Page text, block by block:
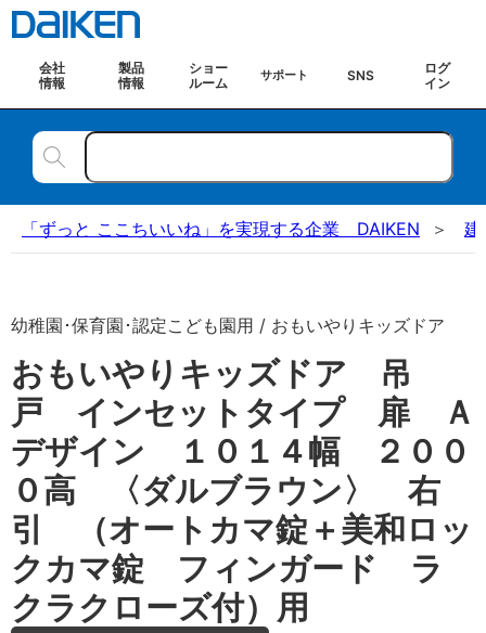
会社
情報
製品
情報
ショー
ルーム
サポート SNS
ログ
イン
「ずっと ここちいいね」を実現する企業 DAIKEN 建
幼稚園･保育園･認定こども園用 / おもいやりキッズドア
おもいやりキッズドア 吊
戸 インセットタイプ 扉 Ａ
デザイン １０１４幅 ２００
０高 〈ダルブラウン〉 右
引 （オートカマ錠＋美和ロッ
クカマ錠 フィンガード ラ
クラクローズ付）用